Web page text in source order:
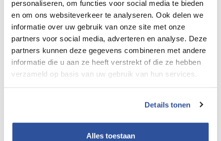
personaliseren, om functies voor social media te bieden
en om ons websiteverkeer te analyseren. Ook delen we
informatie over uw gebruik van onze site met onze
partners voor social media, adverteren en analyse. Deze
partners kunnen deze gegevens combineren met andere
informatie die u aan ze heeft verstrekt of die ze hebben
verzameld op basis van uw gebruik van hun services.
Details tonen
Alles toestaan
Explainer video en poster
Tijdens het webinar werd een explainer video getoond en
werd er uitgegegeven aan de hand van een poster hoe je
alvast de eerste stappen kunt zetten.
Ervaring Knipscheer Infrastructuur